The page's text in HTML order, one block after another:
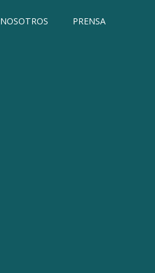
NOSOTROS PRENSA